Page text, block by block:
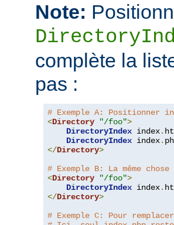
Note:
complète la
pas :
# Exemple A: Positionner
<Directory "/foo">
DirectoryIndex index.
DirectoryIndex index.
</Directory>
# Exemple B: La même
<Directory "/foo">
DirectoryIndex index.
</Directory>
# Exemple C: Pour